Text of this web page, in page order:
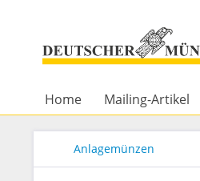
Home Mailing-Artikel
Anlagemünzen